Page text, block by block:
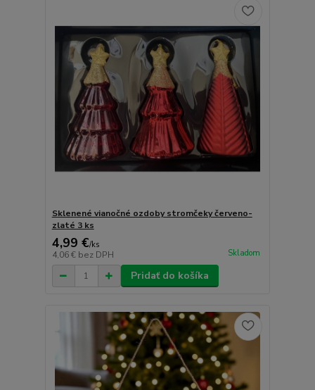
Sklenené vianočné ozdoby stromčeky červeno-
zlaté 3 ks
4,99 €/ks
4,06 € bez DPH Skladom
Pridať do košíka